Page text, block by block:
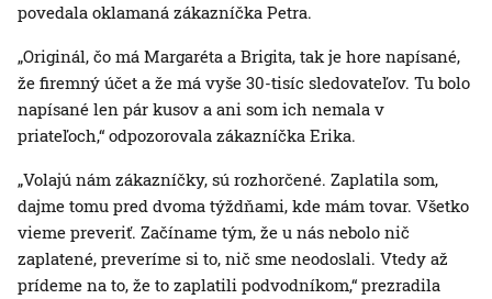
povedala oklamaná zákazníčka Petra.
„Originál, čo má Margaréta a Brigita, tak je hore napísané,
že firemný účet a že má vyše 30-tisíc sledovateľov. Tu bolo
napísané len pár kusov a ani som ich nemala v
priateľoch,“ odpozorovala zákazníčka Erika.
„Volajú nám zákazníčky, sú rozhorčené. Zaplatila som,
dajme tomu pred dvoma týždňami, kde mám tovar. Všetko
vieme preveriť. Začíname tým, že u nás nebolo nič
zaplatené, preveríme si to, nič sme neodoslali. Vtedy až
prídeme na to, že to zaplatili podvodníkom,“ prezradila